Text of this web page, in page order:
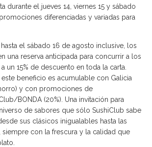
durante el jueves 14, viernes 15 y sábado
diferenciadas y variadas para
el sábado 16 de agosto inclusive, los
una reserva anticipada para concurrir a los
un 15% de descuento en toda la carta.
beneficio es acumulable con Galicia
y con promociones de
BONDA (20%). Una invitación para
de sabores que sólo SushiClub sabe
sus clásicos inigualables hasta las
siempre con la frescura y la calidad que